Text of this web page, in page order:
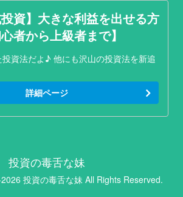
投資】大きな利益を出せる方
者から上級者まで】
資法だよ♪ 他にも沢山の投資法を新追
詳細ページ
投資の毒舌な妹
投資の毒舌な妹 All Rights Reserved.